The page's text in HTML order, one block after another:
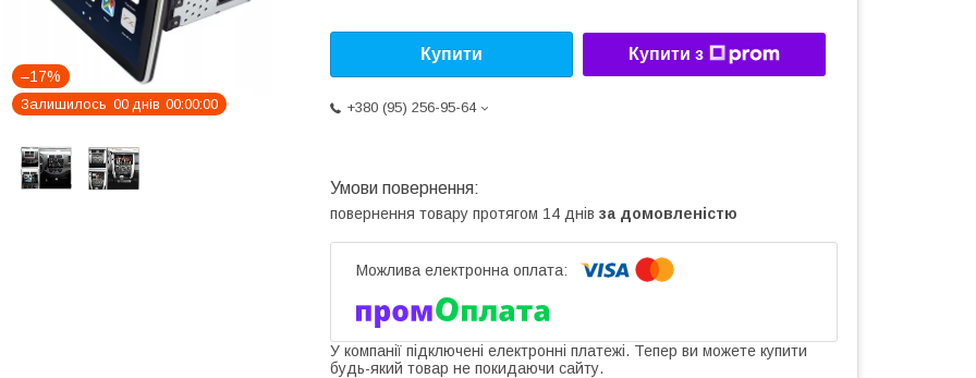
–17%
Залишилось 00 днів 00 00 00
Купити Купити з
+380 (95) 256-95-64
повернення товару протягом 14 днів за домовленістю
У компанії підключені електронні платежі. Тепер ви можете купити
будь-який товар не покидаючи сайту.